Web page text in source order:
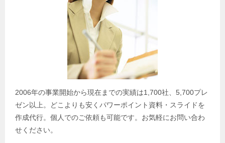
2006年の事業開始から現在までの実績は1,700社、5,700プレ
ゼン以上。どこよりも安くパワーポイント資料・スライドを
作成代行。個人でのご依頼も可能です。お気軽にお問い合わ
せください。